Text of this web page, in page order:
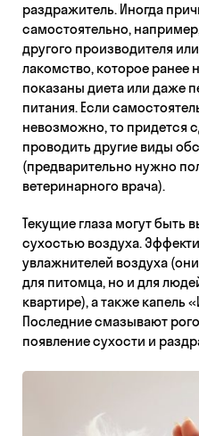
раздражитель. Иногда
самостоятельно,
другого производителя
лакомство, которое ранее
показаны диета или даже
питания. Если
невозможно, то придется
проводить другие виды
(предварительно нужно
ветеринарного врача).
Текущие глаза могут быть
сухостью воздуха.
увлажнителей воздуха
для питомца, но и для
квартире), а также капель
Последние смазывают
появление сухости и